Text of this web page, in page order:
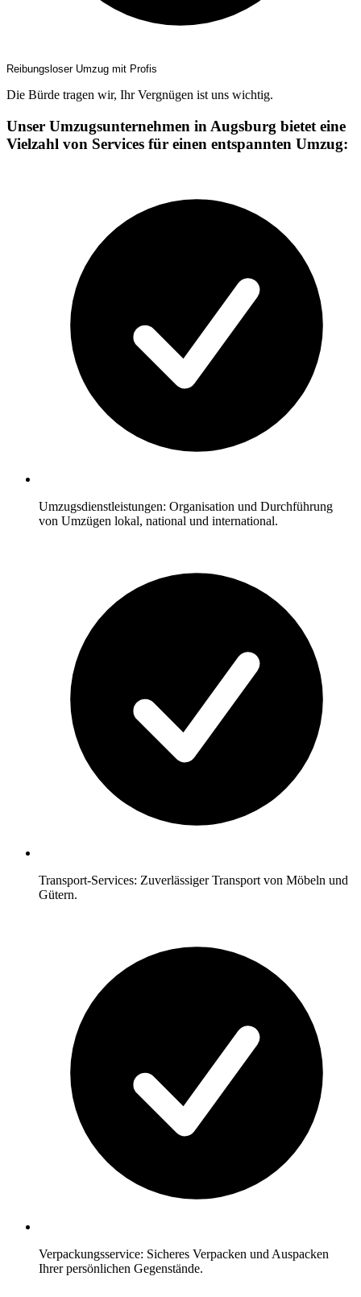
Reibungsloser Umzug mit Profis
Die Bürde tragen wir, Ihr Vergnügen ist uns wichtig.
Unser Umzugsunternehmen in Augsburg bietet eine
Vielzahl von Services für einen entspannten Umzug:
Umzugsdienstleistungen: Organisation und Durchführung
von Umzügen lokal, national und international.
Transport-Services: Zuverlässiger Transport von Möbeln und
Gütern.
Verpackungsservice: Sicheres Verpacken und Auspacken
Ihrer persönlichen Gegenstände.